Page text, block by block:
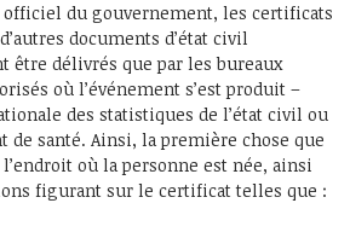
officiel du gouvernement, les certificats
documents d’état civil
être délivrés que par les bureaux
où l’événement s’est produit –
des statistiques de l’état civil ou
de santé. Ainsi, la première chose que
où la personne est née, ainsi
figurant sur le certificat telles que :